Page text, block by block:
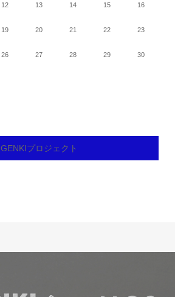
12 13 14 15 16
19 20 21 22 23
26 27 28 29 30
GENKIプロジェクト